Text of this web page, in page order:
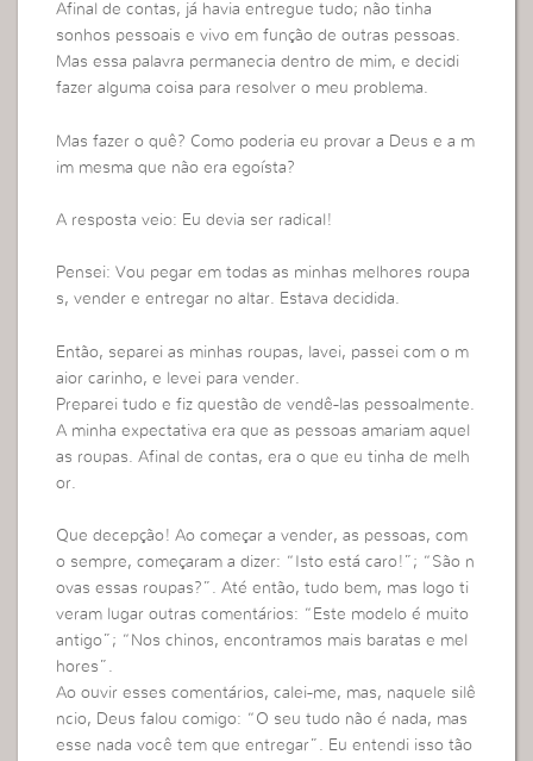
Afinal de contas, já havia entregue tudo; não tinha
sonhos pessoais e vivo em função de outras pessoas.
Mas essa palavra permanecia dentro de mim, e decidi
fazer alguma coisa para resolver o meu problema.
Mas fazer o quê? Como poderia eu provar a Deus e a m
im mesma que não era egoísta?
A resposta veio: Eu devia ser radical!
Pensei: Vou pegar em todas as minhas melhores roupa
s, vender e entregar no altar. Estava decidida.
Então, separei as minhas roupas, lavei, passei com o m
aior carinho, e levei para vender.
Preparei tudo e fiz questão de vendê-las pessoalmente.
A minha expectativa era que as pessoas amariam aquel
as roupas. Afinal de contas, era o que eu tinha de melh
or.
Que decepção! Ao começar a vender, as pessoas, com
o sempre, começaram a dizer: “Isto está caro!”; “São n
ovas essas roupas?”. Até então, tudo bem, mas logo ti
veram lugar outras comentários: “Este modelo é muito
antigo”; “Nos chinos, encontramos mais baratas e mel
hores”.
Ao ouvir esses comentários, calei-me, mas, naquele silê
ncio, Deus falou comigo: “O seu tudo não é nada, mas
esse nada você tem que entregar”. Eu entendi isso tão